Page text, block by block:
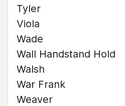
Tyler
Viola
Wade
Wall Handstand Hold
Walsh
War Frank
Weaver